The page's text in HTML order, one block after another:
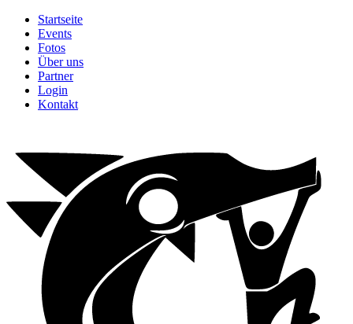
Startseite
Events
Fotos
Über uns
Partner
Login
Kontakt